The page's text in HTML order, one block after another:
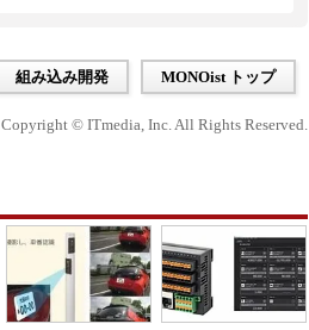
組み込み開発 MONOist トップ
Copyright © ITmedia, Inc. All Rights Reserved.